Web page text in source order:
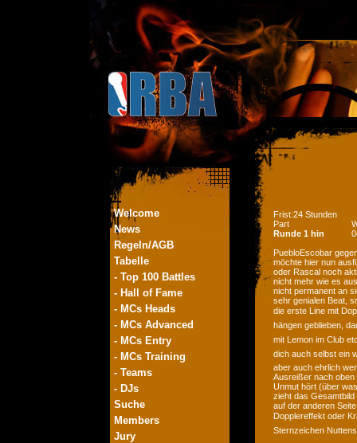
Welcome
News
Regeln/AGB
Tabelle
- Top 100 Battles
- Hall of Fame
- MCs Heads
- MCs Advanced
- MCs Entry
- MCs Training
- Teams
- DJs
Suche
Members
Jury
Frist:24 Stunden
Part
Runde 1 hin
PuebloEscobar
möchte hier nun
oder Rascal noch
nicht mehr wie es
nicht permanent an
sehr genialen Beat,
die erste Line mit
hängen geblieben,
mit Lemon im Club
dich auch selbst ein
aber auch ehrlich
Ausreißer nach oben
Unmut hört (über
zieht das
auf der anderen
Dopplereffekt oder
Sternzeichen